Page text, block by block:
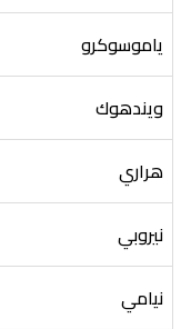
ياموسوكرو
ويندهوك
هراري
نيروبي
نيامي